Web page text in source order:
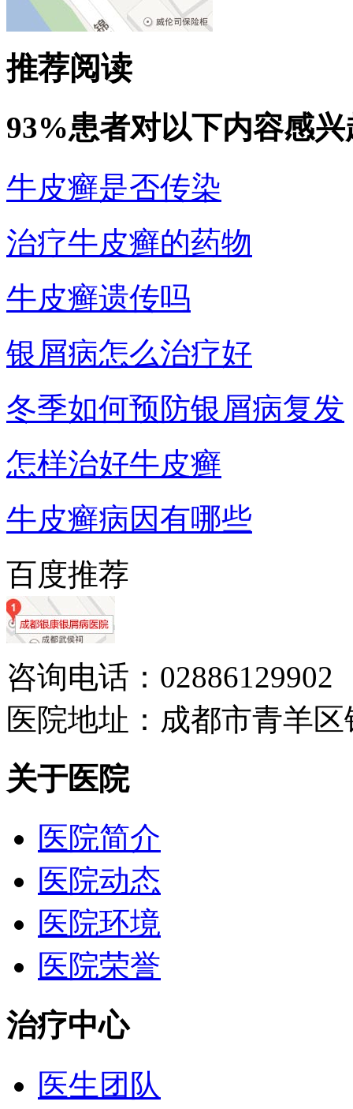
推荐阅读
93%患者对以下内容感兴
牛皮癣是否传染
治疗牛皮癣的药物
牛皮癣遗传吗
银屑病怎么治疗好
冬季如何预防银屑病复发
怎样治好牛皮癣
牛皮癣病因有哪些
百度推荐
咨询电话：02886129902
医院地址：成都市青羊
关于医院
医院简介
医院动态
医院环境
医院荣誉
治疗中心
医生团队